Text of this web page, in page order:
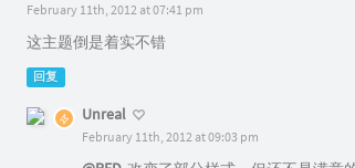
February 11th, 2012 at 07:41 pm
这主题倒是着实不错
回复
Unreal
February 11th, 2012 at 09:03 pm